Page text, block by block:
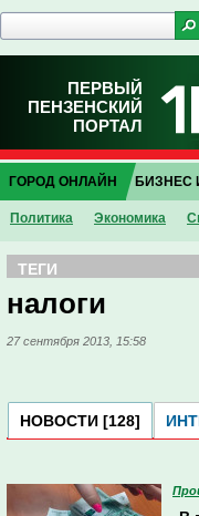
ПЕРВЫЙ
ПЕНЗЕНСКИЙ
ПОРТАЛ
ГОРОД ОНЛАЙН
Политика Экономика
БИЗНЕС
ТЕГИ
налоги
27 сентября 2013, 15:58
НОВОСТИ [128]